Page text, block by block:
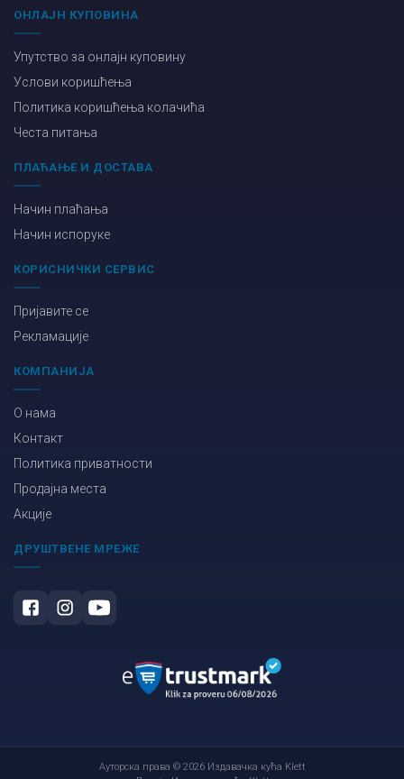
ОНЛАЈН КУПОВИНА
Упутство за онлајн куповину
Услови коришћења
Политика коришћења колачића
Честа питања
ПЛАЋАЊЕ И ДОСТАВА
Начин плаћања
Начин испоруке
КОРИСНИЧКИ СЕРВИС
Пријавите се
Рекламације
КОМПАНИЈА
О нама
Контакт
Политика приватности
Продајна места
Акције
ДРУШТВЕНЕ МРЕЖЕ
Ауторска права © 2026 Издавачка кућа Klett